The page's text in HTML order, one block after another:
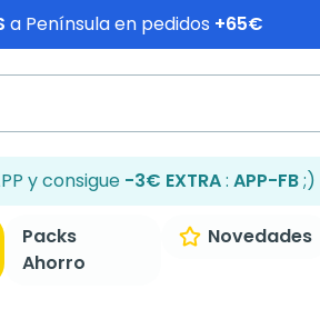
a Península en pedidos +65€
y consigue -3€ EXTRA: APP-FB;)
Packs
Ahorro
Novedades